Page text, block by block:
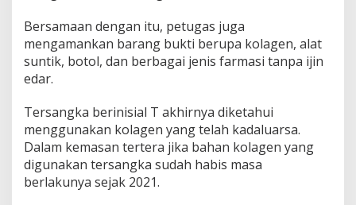
n
d
u
n
Bersamaan dengan itu, petugas juga
mengamankan barang bukti berupa kolagen, alat
suntik, botol, dan berbagai jenis farmasi tanpa ijin
edar.
Tersangka berinisial T akhirnya diketahui
menggunakan kolagen yang telah kadaluarsa.
Dalam kemasan tertera jika bahan kolagen yang
digunakan tersangka sudah habis masa
berlakunya sejak 2021.